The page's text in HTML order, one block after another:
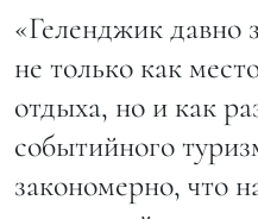
«Геленджик давно
не только как
отдыха, но и как
событийного
закономерно, что